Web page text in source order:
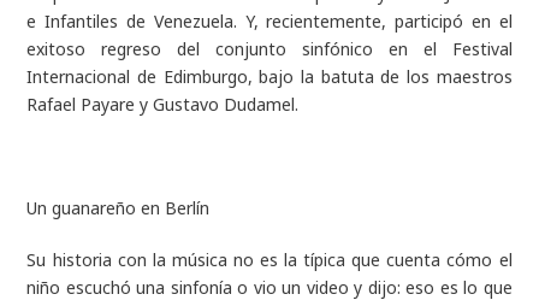
e Infantiles de Venezuela. Y, recientemente, participó en el
exitoso regreso del conjunto sinfónico en el Festival
Internacional de Edimburgo, bajo la batuta de los maestros
Rafael Payare y Gustavo Dudamel.
Un guanareño en Berlín
Su historia con la música no es la típica que cuenta cómo el
niño escuchó una sinfonía o vio un video y dijo: eso es lo que